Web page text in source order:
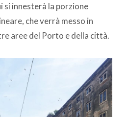
si innesterà la porzione
che verrà messo in
aree del Porto e della città.